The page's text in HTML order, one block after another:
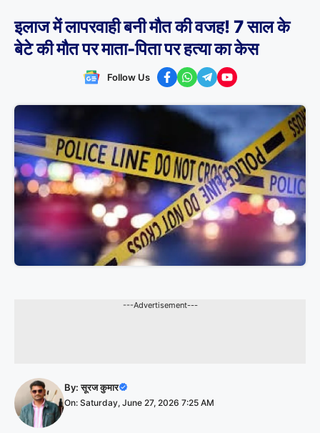
इलाज में लापरवाही बनी मौत की वजह! 7 साल के
बेटे की मौत पर माता-पिता पर हत्या का केस
Follow Us
---Advertisement---
By:सूरज कुमार
On: Saturday, June 27, 2026 7:25 AM